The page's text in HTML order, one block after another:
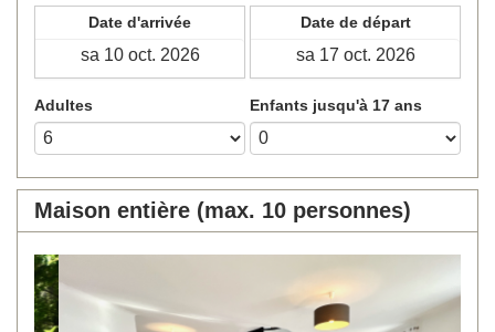
Date d'arrivée Date de départ
Adultes Enfants jusqu'à 17 ans
Maison entière (max. 10 personnes)
Next